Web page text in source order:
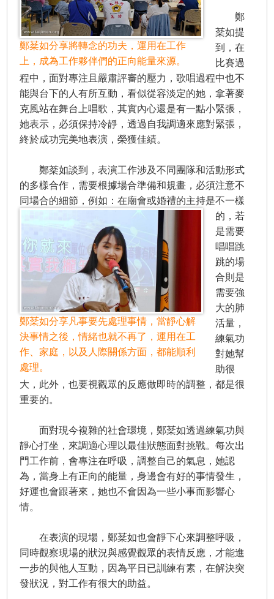
鄭棻如分享將轉念的功夫，運用在工作
上，成為工作夥伴們的正向能量來源。
鄭
棻如提
到，在
比賽過
程中，面對專注且嚴肅評審的壓力，歌唱過程中也不
能與台下的人有所互動，看似從容淡定的她，拿著麥
克風站在舞台上唱歌，其實內心還是有一點小緊張，
她表示，必須保持冷靜，透過自我調適來應對緊張，
終於成功完美地表演，榮獲佳績。
鄭棻如談到，表演工作涉及不同團隊和活動形式
的多樣合作，需要根據場合準備和規畫，必須注意不
同場合的細節，例如：在廟會或婚禮的主持是不一樣
的，
鄭棻如分享凡事要先處理事情，當靜心解
決事情之後，情緒也就不再了，運用在工
作、家庭，以及人際關係方面，都能順利
處理。
若
是需要
唱唱跳
跳的場
合則是
需要強
大的肺
活量，
練氣功
對她幫
助很
大，此外，也要視觀眾的反應做即時的調整，都是很
重要的。
面對現今複雜的社會環境，鄭棻如透過練氣功與
靜心打坐，來調適心理以最佳狀態面對挑戰。每次出
門工作前，會專注在呼吸，調整自己的氣息，她認
為，當身上有正向的能量，身邊會有好的事情發生，
好運也會跟著來，她也不會因為一些小事而影響心
情。
在表演的現場，鄭棻如也會靜下心來調整呼吸，
同時觀察現場的狀況與感覺觀眾的表情反應，才能進
一步的與他人互動，因為平日已訓練有素，在解決突
發狀況，對工作有很大的助益。